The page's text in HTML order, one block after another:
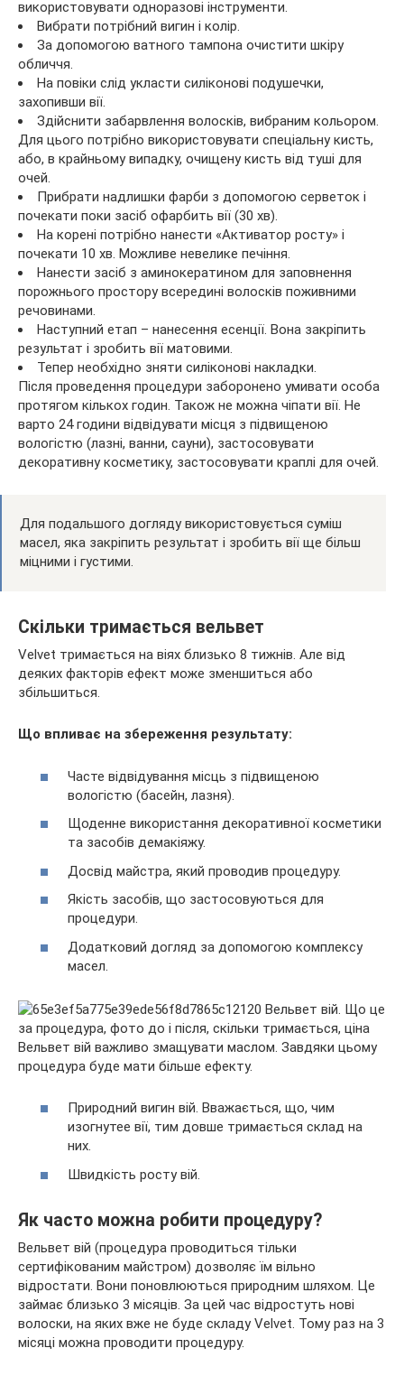
використовувати одноразові інструменти.
Вибрати потрібний вигин і колір.
За допомогою ватного тампона очистити шкіру
обличчя.
На повіки слід укласти силіконові подушечки,
захопивши вії.
Здійснити забарвлення волосків, вибраним кольором.
Для цього потрібно використовувати спеціальну кисть,
або, в крайньому випадку, очищену кисть від туші для
очей.
Прибрати надлишки фарби з допомогою серветок і
почекати поки засіб офарбить вії (30 хв).
На корені потрібно нанести «Активатор росту» і
почекати 10 хв. Можливе невелике печіння.
Нанести засіб з аминокератином для заповнення
порожнього простору всередині волосків поживними
речовинами.
Наступний етап – нанесення есенції. Вона закріпить
результат і зробить вії матовими.
Тепер необхідно зняти силіконові накладки.
Після проведення процедури заборонено умивати особа
протягом кількох годин. Також не можна чіпати вії. Не
варто 24 години відвідувати місця з підвищеною
вологістю (лазні, ванни, сауни), застосовувати
декоративну косметику, застосовувати краплі для очей.
Для подальшого догляду використовується суміш
масел, яка закріпить результат і зробить вії ще більш
міцними і густими.
Скільки тримається вельвет
Velvet тримається на віях близько 8 тижнів. Але від
деяких факторів ефект може зменшиться або
збільшиться.
Що впливає на збереження результату:
Часте відвідування місць з підвищеною
вологістю (басейн, лазня).
Щоденне використання декоративної косметики
та засобів демакіяжу.
Досвід майстра, який проводив процедуру.
Якість засобів, що застосовуються для
процедури.
Додатковий догляд за допомогою комплексу
масел.
Вельвет вій важливо змащувати маслом. Завдяки цьому
процедура буде мати більше ефекту.
Природний вигин вій. Вважається, що, чим
изогнутее вії, тим довше тримається склад на
них.
Швидкість росту вій.
Як часто можна робити процедуру?
Вельвет вій (процедура проводиться тільки
сертифікованим майстром) дозволяє їм вільно
відростати. Вони поновлюються природним шляхом. Це
займає близько 3 місяців. За цей час відростуть нові
волоски, на яких вже не буде складу Velvet. Тому раз на 3
місяці можна проводити процедуру.